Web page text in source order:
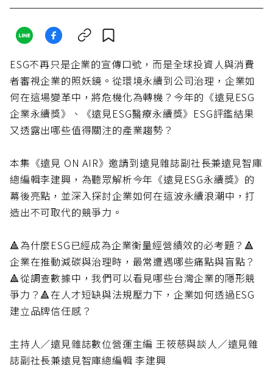
ESG不再只是企業的宣傳口號，而是全球投資人與消費
者審視企業的照妖鏡。從環境永續到公司治理，企業如
何在這場變革中，將危機化為轉機？今年的《遠見ESG
企業永續獎》、《遠見ESG醫療永續獎》ESG評鑑結果
又透露出哪些值得關注的產業趨勢？
本集《遠見 ON AIR》邀請到遠見雜誌副社長兼遠見智庫
總編輯李建興，為聽眾解析今年《遠見ESG永續獎》的
幕後亮點，並深入探討企業如何在這波永續浪潮中，打
造出不可取代的競爭力。
🔺為什麼ESG已經成為企業衡量經營績效的必考題？🔺
企業在推動減碳與治理時，最常遭遇哪些痛點與盲點？
🔺從調查數據中，我們可以看見哪些台灣企業的隱形競
爭力？🔺在人才短缺與法規壓力下，企業如何透過ESG
建立品牌信任感？
主持人／遠見雜誌數位營運主編 王筱慈與談人／遠見雜
誌副社長兼遠見智庫總編輯 李建興